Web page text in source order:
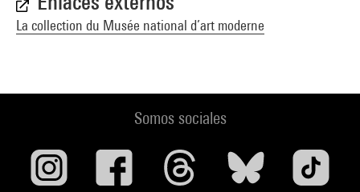
La collection du Musée national d’art moderne
Somos sociales